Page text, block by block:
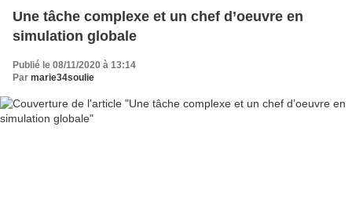
Une tâche complexe et un chef d’oeuvre en
simulation globale
Publié le 08/11/2020 à 13:14
Par marie34soulie